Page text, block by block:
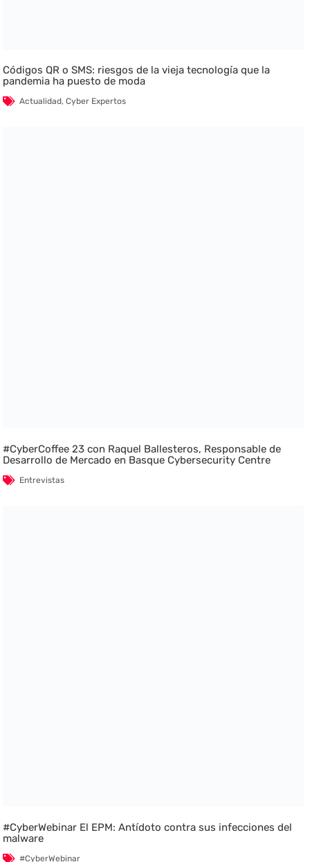
Códigos QR o SMS: riesgos de la vieja tecnología que la
pandemia ha puesto de moda
Actualidad,Cyber Expertos
#CyberCoffee 23 con Raquel Ballesteros, Responsable de
Desarrollo de Mercado en Basque Cybersecurity Centre
Entrevistas
#CyberWebinar El EPM: Antídoto contra sus infecciones del
malware
#CyberWebinar